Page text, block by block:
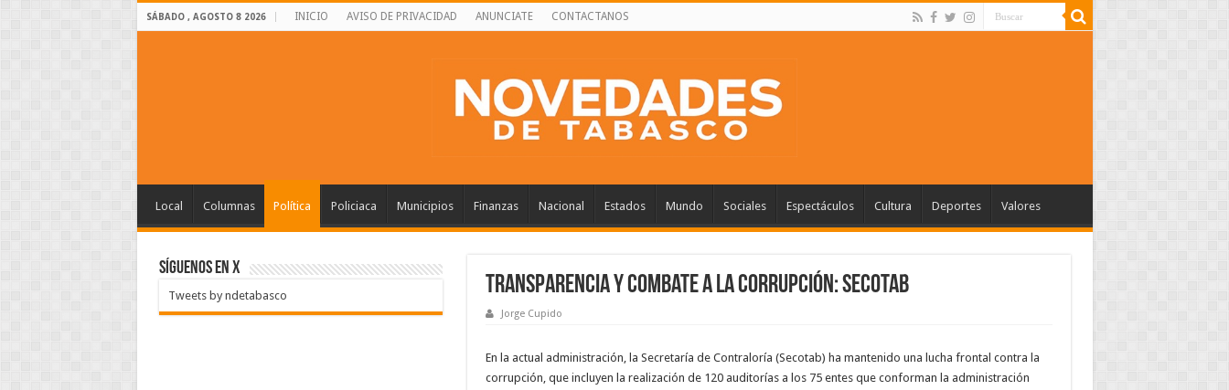
SÁBADO , AGOSTO 8 2026 INICIO AVISO DE PRIVACIDAD ANUNCIATE CONTACTANOS
Local Columnas Política Policiaca Municipios Finanzas Nacional Estados Mundo Sociales Espectáculos Cultura Deportes Valores
Transparencia y combate a la corrupción: Secotab
Jorge Cupido
En la actual administración, la Secretaría de Contraloría (Secotab) ha mantenido una lucha frontal contra la
corrupción, que incluyen la realización de 120 auditorías a los 75 entes que conforman la administración
SÍGUENOS EN X
Tweets by ndetabasco